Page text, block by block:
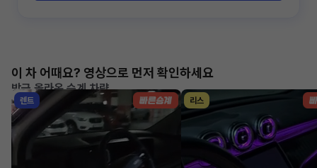
이 차 어때요? 영상으로 먼저 확인하세요
방금 올라온 승계 차량
렌트 리스